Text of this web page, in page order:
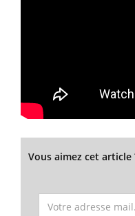
Vous aimez cet